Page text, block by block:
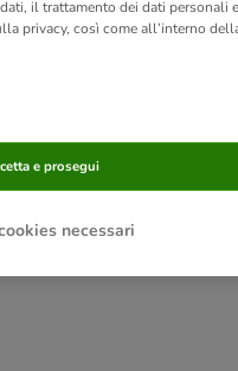
il trattamento dei dati personali
privacy, così come all’interno
necessari
e prosegui